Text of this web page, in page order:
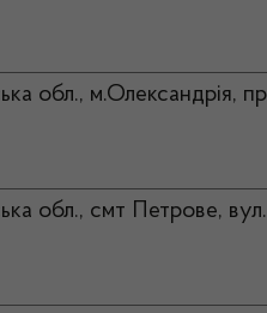
обл., м.Олександрія,
обл., смт Петрове,